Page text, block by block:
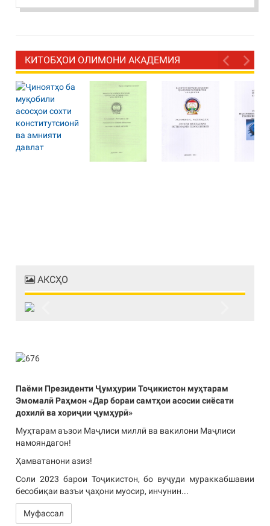
КИТОБҲОИ ОЛИМОНИ АКАДЕМИЯ
АКСҲО
Паёми Президенти Ҷумҳурии Тоҷикистон муҳтарам
Эмомалӣ Раҳмон «Дар бораи самтҳои асосии сиёсати
дохилӣ ва хориҷии ҷумҳурӣ»
Муҳтарам аъзои Маҷлиси миллӣ ва вакилони Маҷлиси
намояндагон!
Ҳамватанони азиз!
Соли 2023 барои Тоҷикистон, бо вуҷуди мураккабшавии
бесобиқаи вазъи ҷаҳони муосир, инчунин...
Муфассал